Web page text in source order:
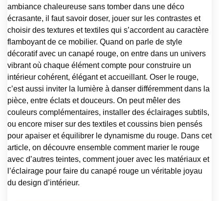
ambiance chaleureuse sans tomber dans une déco
écrasante, il faut savoir doser, jouer sur les contrastes et
choisir des textures et textiles qui s’accordent au caractère
flamboyant de ce mobilier. Quand on parle de style
décoratif avec un canapé rouge, on entre dans un univers
vibrant où chaque élément compte pour construire un
intérieur cohérent, élégant et accueillant. Oser le rouge,
c’est aussi inviter la lumière à danser différemment dans la
pièce, entre éclats et douceurs. On peut mêler des
couleurs complémentaires, installer des éclairages subtils,
ou encore miser sur des textiles et coussins bien pensés
pour apaiser et équilibrer le dynamisme du rouge. Dans cet
article, on découvre ensemble comment marier le rouge
avec d’autres teintes, comment jouer avec les matériaux et
l’éclairage pour faire du canapé rouge un véritable joyau
du design d’intérieur.